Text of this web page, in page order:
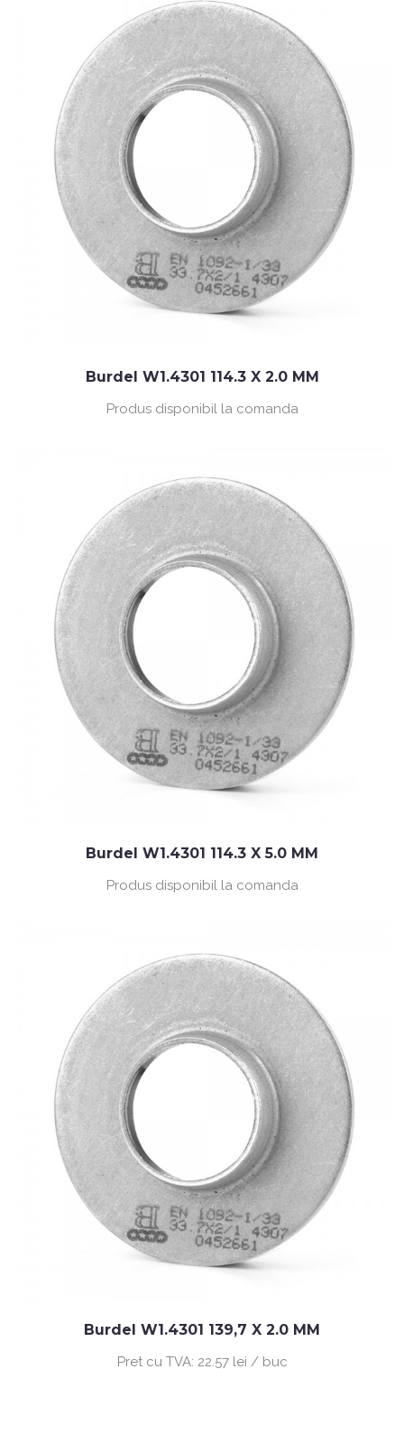
Burdel W1.4301 114.3 X 2.0 MM
Produs disponibil la comanda
Burdel W1.4301 114.3 X 5.0 MM
Produs disponibil la comanda
Burdel W1.4301 139,7 X 2.0 MM
Pret cu TVA: 22.57 lei / buc